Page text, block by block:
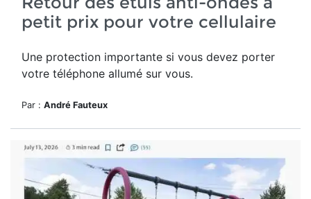
petit prix pour votre cellulaire
Une protection importante si vous devez porter
votre téléphone allumé sur vous.
Par : André Fauteux